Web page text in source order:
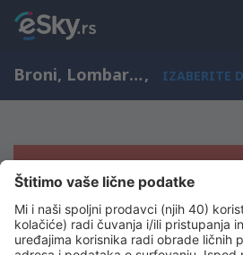
Broni, Lombardy, Italija, IZABERITE
Žao nam je, ne
rezultate